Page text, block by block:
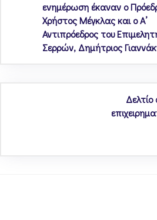
ενημέρωση έκαναν ο
Χρήστος Μέγκλας και ο Α’
Αντιπρόεδρος του
Σερρών, Δημήτριος
Δελτίο